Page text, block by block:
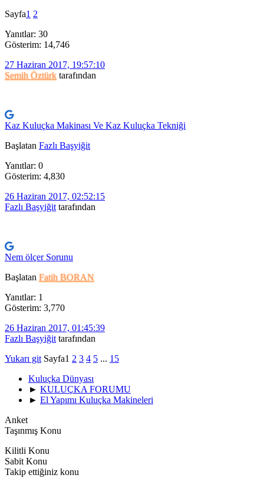
Sayfa1 2
Yanıtlar: 30
Gösterim: 14,746
27 Haziran 2017, 19:57:10
Semih Öztürk tarafından
Kaz Kuluçka Makinası Ve Kaz Kuluçka Tekniği
Başlatan Fazlı Başyiğit
Yanıtlar: 0
Gösterim: 4,830
26 Haziran 2017, 02:52:15
Fazlı Başyiğit tarafından
Nem ölçer Sorunu
Başlatan Fatih BORAN
Yanıtlar: 1
Gösterim: 3,770
26 Haziran 2017, 01:45:39
Fazlı Başyiğit tarafından
Yukarı git Sayfa1 2 3 4 5 ... 15
Kuluçka Dünyası
► KULUÇKA FORUMU
► El Yapımı Kuluçka Makineleri
Anket
Taşınmış Konu
Kilitli Konu
Sabit Konu
Takip ettiğiniz konu